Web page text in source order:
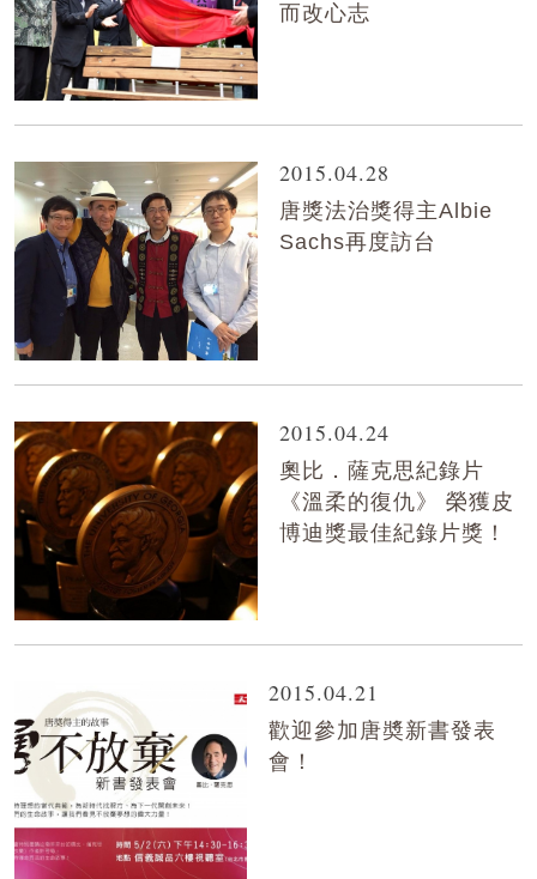
而改心志
2015.04.28
唐獎法治獎得主Albie
Sachs再度訪台
2015.04.24
奧比．薩克思紀錄片
《溫柔的復仇》 榮獲皮
博迪獎最佳紀錄片獎！
2015.04.21
歡迎參加唐奬新書發表
會！